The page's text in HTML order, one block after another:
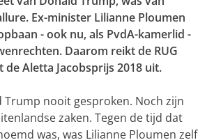
Ex-minister Lilianne Ploumen
- ook nu, als PvdA-kamerlid -
Daarom reikt de RUG
de Aletta Jacobsprijs 2018 uit.
Trump nooit gesproken. Noch zijn
zaken. Tegen de tijd dat
was, was Lilianne Ploumen zelf